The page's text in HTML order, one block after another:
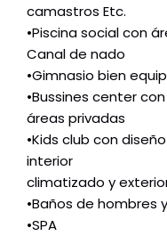
camastros Etc.
•Piscina social con
Canal de nado
•Gimnasio bien
•Bussines center
áreas privadas
•Kids club con
interior
climatizado y
•Baños de hombres
•SPA